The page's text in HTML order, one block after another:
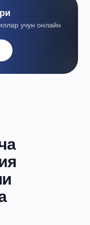
учун онлайн